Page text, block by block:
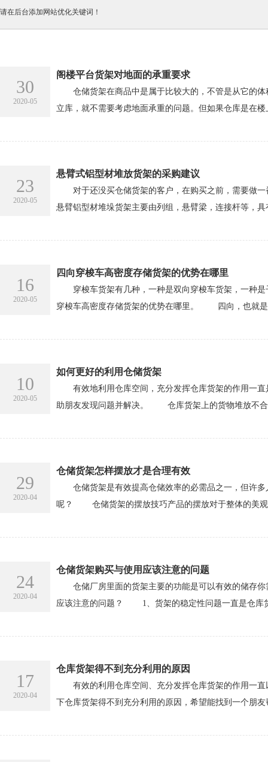
请在后台添加网站优化关键词！
30
2020-05
阁楼平台货架对地面的承重要求
仓储货架在商品中是属于比较大的，不管是从它的体
立库，就不需要考虑地面承重的问题。但如果仓库是
23
2020-05
悬臂式铝型材堆放货架的采购建议
对于还没买仓储货架的客户，在购买之前，需要做
悬臂铝型材堆垛货架主要由列组，悬臂梁，连接杆等，
16
2020-05
四向穿梭车高密度存储货架的优势在哪里
穿梭车货架有几种，一种是双向穿梭车货架，一种是
穿梭车高密度存储货架的优势在哪里。 四向，也就是
10
2020-05
如何更好的利用仓储货架
有效地利用仓库空间，充分发挥仓库货架的作用一直
助朋友发现问题并解决。 仓库货架上的货物堆放不合
29
2020-04
仓储货架怎样摆放才是合理有效
仓储货架是有效提高仓储效率的必需品之一，但许多
呢？ 仓储货架的摆放技巧产品的摆放对于整体的美观
24
2020-04
仓储货架购买与使用应该注意的问题
仓储厂房里面的货架主要的功能是可以有效的储存你
应该注意的问题？ 1、货架的稳定性问题一直是仓库
17
2020-04
仓库货架得不到充分利用的原因
有效的利用仓库空间、充分发挥仓库货架的作用一直
下仓库货架得不到充分利用的原因，希望能找到一个